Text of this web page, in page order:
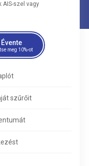
AIS-szel vagy
Évente
meg 10%-ot
szűrőit